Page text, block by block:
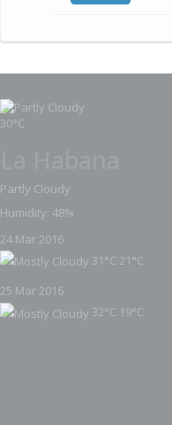
30°C
Partly Cloudy
Humidity: 48%
24 Mar 2016
31°C 21°C
25 Mar 2016
32°C 19°C